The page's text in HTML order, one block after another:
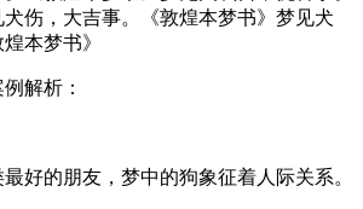
犬伤，大吉事。《敦煌本梦书》梦见犬
本梦书》
解析：
的朋友，梦中的狗象征着人际关系。